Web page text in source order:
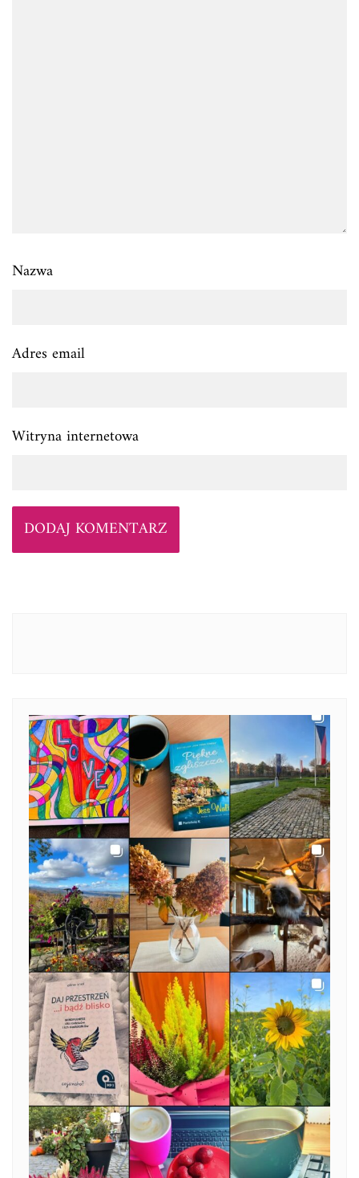
Nazwa
Adres email
Witryna internetowa